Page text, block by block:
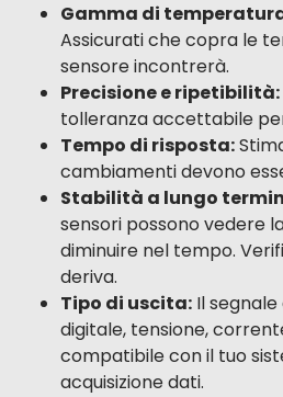
Gamma di
Assicurati che copra le
sensore incontrerà.
Precisione e ripetibilità:
tolleranza accettabile
Tempo di risposta:
cambiamenti devono
Stabilità a lungo
sensori possono vedere
diminuire nel tempo.
deriva.
Tipo di uscita: Il
digitale, tensione,
compatibile con il tuo
acquisizione dati.